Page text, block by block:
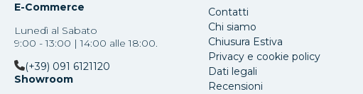
E-Commerce
Lunedì al Sabato
9:00 - 13:00 | 14:00 alle 18:00.
(+39) 091 6121120
Showroom
Contatti
Chi siamo
Chiusura Estiva
Privacy e cookie policy
Dati legali
Recensioni